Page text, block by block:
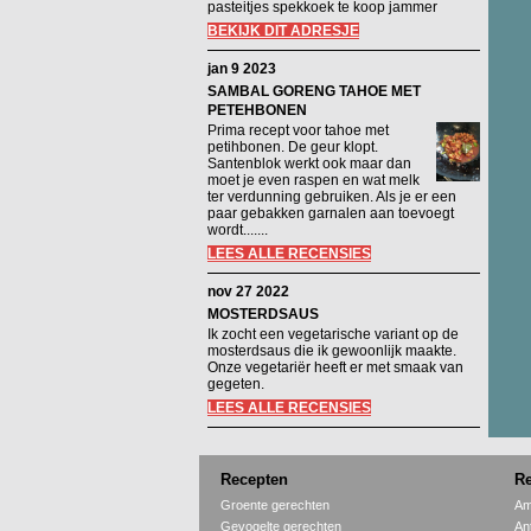
pasteitjes spekkoek te koop jammer
BEKIJK DIT ADRESJE
jan 9 2023
SAMBAL GORENG TAHOE MET
PETEHBONEN
Prima recept voor tahoe met
petihbonen. De geur klopt.
Santenblok werkt ook maar dan
moet je even raspen en wat melk
ter verdunning gebruiken. Als je er een
paar gebakken garnalen aan toevoegt
wordt.......
LEES ALLE RECENSIES
nov 27 2022
MOSTERDSAUS
Ik zocht een vegetarische variant op de
mosterdsaus die ik gewoonlijk maakte.
Onze vegetariër heeft er met smaak van
gegeten.
LEES ALLE RECENSIES
Recepten
Groente gerechten
Gevogelte gerechten